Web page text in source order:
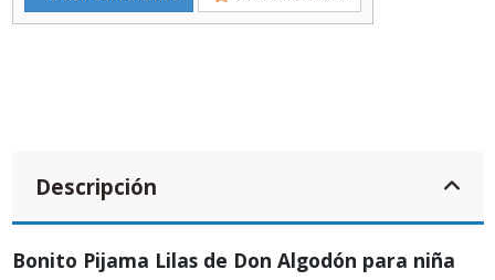
Descripción
Bonito Pijama Lilas de Don Algodón para niña